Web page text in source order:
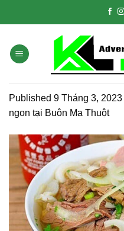
Published 9 Tháng 3, 2023
ngon tại Buôn Ma Thuột